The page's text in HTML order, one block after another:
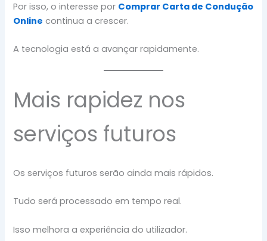
Por isso, o interesse por Comprar Carta de Condução
Online continua a crescer.
A tecnologia está a avançar rapidamente.
Mais rapidez nos
serviços futuros
Os serviços futuros serão ainda mais rápidos.
Tudo será processado em tempo real.
Isso melhora a experiência do utilizador.